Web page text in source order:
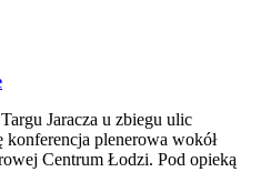
Jaracza u zbiegu ulic
konferencja plenerowa wokół
Centrum Łodzi. Pod opieką